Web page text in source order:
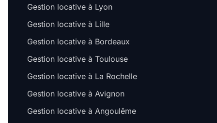
Gestion locative à Lyon
Gestion locative à Lille
Gestion locative à Bordeaux
Gestion locative à Toulouse
Gestion locative à La Rochelle
Gestion locative à Avignon
Gestion locative à Angoulême